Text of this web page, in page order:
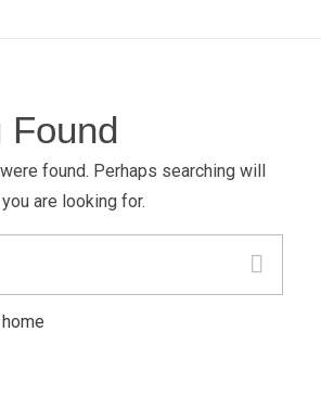
Found
found. Perhaps searching will
are looking for.